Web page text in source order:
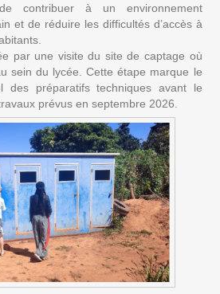
contribuer à un environnement
et de réduire les difficultés d’accès à
par une visite du site de captage où
sein du lycée. Cette étape marque le
des préparatifs techniques avant le
prévus en septembre 2026.